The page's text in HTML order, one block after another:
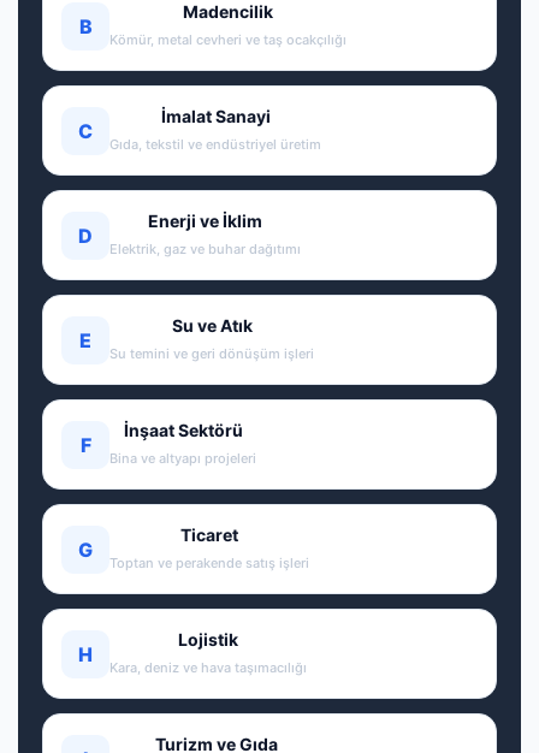
B
Madencilik
Kömür, metal cevheri ve taş ocakçılığı
C
İmalat Sanayi
Gıda, tekstil ve endüstriyel üretim
D
Enerji ve İklim
Elektrik, gaz ve buhar dağıtımı
E
Su ve Atık
Su temini ve geri dönüşüm işleri
F
İnşaat Sektörü
Bina ve altyapı projeleri
G
Ticaret
Toptan ve perakende satış işleri
H
Lojistik
Kara, deniz ve hava taşımacılığı
Turizm ve Gıda